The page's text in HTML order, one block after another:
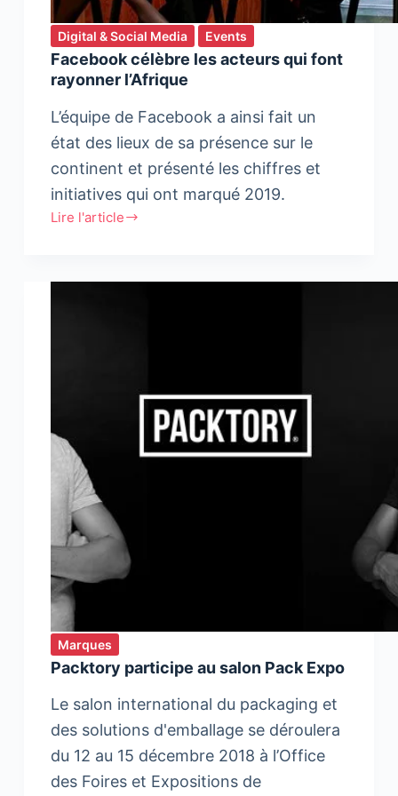
Digital & Social Media Events
Facebook célèbre les acteurs qui font
rayonner l’Afrique
L’équipe de Facebook a ainsi fait un
état des lieux de sa présence sur le
continent et présenté les chiffres et
initiatives qui ont marqué 2019.
Lire l'article
Facebook
Marques
Packtory participe au salon Pack Expo
Le salon international du packaging et
des solutions d'emballage se déroulera
du 12 au 15 décembre 2018 à l’Office
des Foires et Expositions de